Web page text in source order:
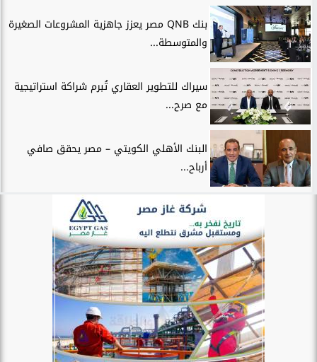
بنك QNB مصر يعزز جاهزية المشروعات الصغيرة
والمتوسطة...
سيراك للتطوير العقاري تُبرم شراكة استراتيجية
مع صرح...
البنك الأهلي الكويتي – مصر يحقق صافي
أرباح...